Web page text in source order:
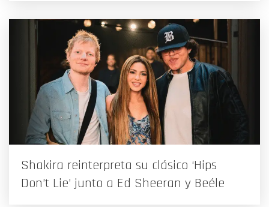
Shakira reinterpreta su clásico ‘Hips
Don’t Lie’ junto a Ed Sheeran y Beéle